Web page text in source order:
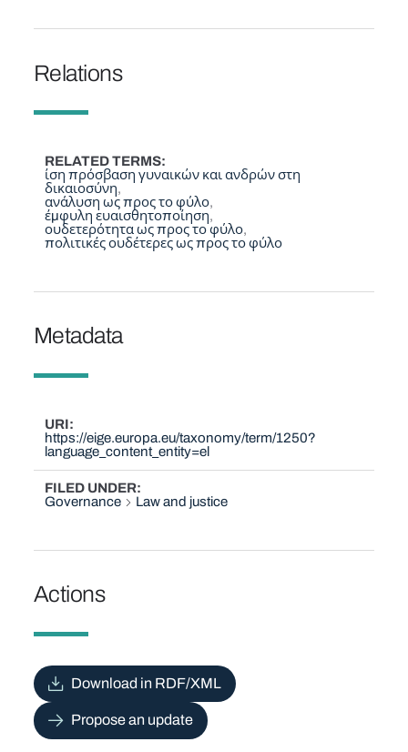
Relations
RELATED TERMS
ίση πρόσβαση γυναικών και ανδρών στη
δικαιοσύνη
ανάλυση ως προς το φύλο
έμφυλη ευαισθητοποίηση
ουδετερότητα ως προς το φύλο
πολιτικές ουδέτερες ως προς το φύλο
Metadata
URI
https://eige.europa.eu/taxonomy/term/1250?
language_content_entity=el
FILED UNDER
Governance
Law and justice
Actions
Download in RDF/XML
Propose an update